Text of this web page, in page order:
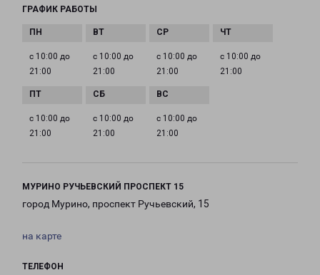
ГРАФИК РАБОТЫ
с 10:00 до
21:00
с 10:00 до
21:00
с 10:00 до
21:00
с 10:00 до
21:00
с 10:00 до
21:00
с 10:00 до
21:00
с 10:00 до
21:00
МУРИНО РУЧЬЕВСКИЙ ПРОСПЕКТ 15
город Мурино, проспект Ручьевский, 15
на карте
ТЕЛЕФОН